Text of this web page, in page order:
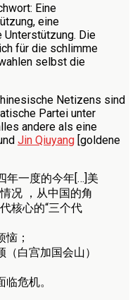
Eine
eine
Unterstützung. Die
für die schlimme
selbst die
Netizens sind
Partei unter
andere als eine
Jin Qiuyang [goldene
年一度的今年[…]美
况 ，从中国的角
核心的“三个代
恼；
（白宫加国会山）
危机。